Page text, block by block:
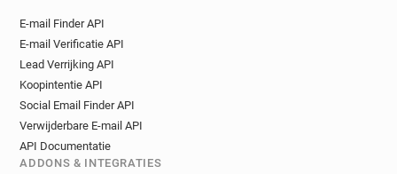
E-mail Finder API
E-mail Verificatie API
Lead Verrijking API
Koopintentie API
Social Email Finder API
Verwijderbare E-mail API
API Documentatie
ADDONS & INTEGRATIES